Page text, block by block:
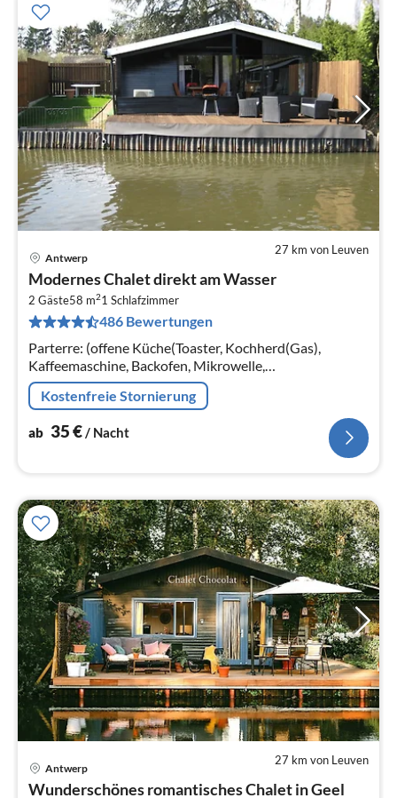
27 km von Leuven
Antwerp
Modernes Chalet direkt am Wasser
2 Gäste58 m21 Schlafzimmer
486 Bewertungen
Parterre: (offene Küche(Toaster, Kochherd(Gas),
Kaffeemaschine, Backofen, Mikrowelle,
Kühl-/Gefrierkombination),
Wohn/Esszimmer(TV(Kabel), DVD-Spieler,
Kostenfreie Stornierung
ab 35€/ Nacht
27 km von Leuven
Antwerp
Wunderschönes romantisches Chalet in Geel